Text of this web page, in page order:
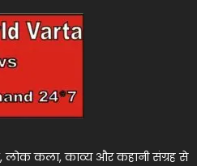
लोक कला, काव्य और कहानी संग्रह से